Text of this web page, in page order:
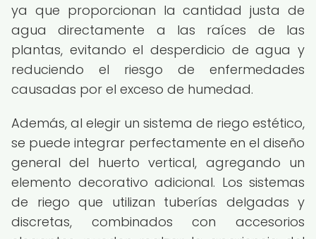
ya que proporcionan la cantidad justa de
agua directamente a las raíces de las
plantas, evitando el desperdicio de agua y
reduciendo el riesgo de enfermedades
causadas por el exceso de humedad.
Además, al elegir un sistema de riego estético,
se puede integrar perfectamente en el diseño
general del huerto vertical, agregando un
elemento decorativo adicional. Los sistemas
de riego que utilizan tuberías delgadas y
discretas, combinados con accesorios